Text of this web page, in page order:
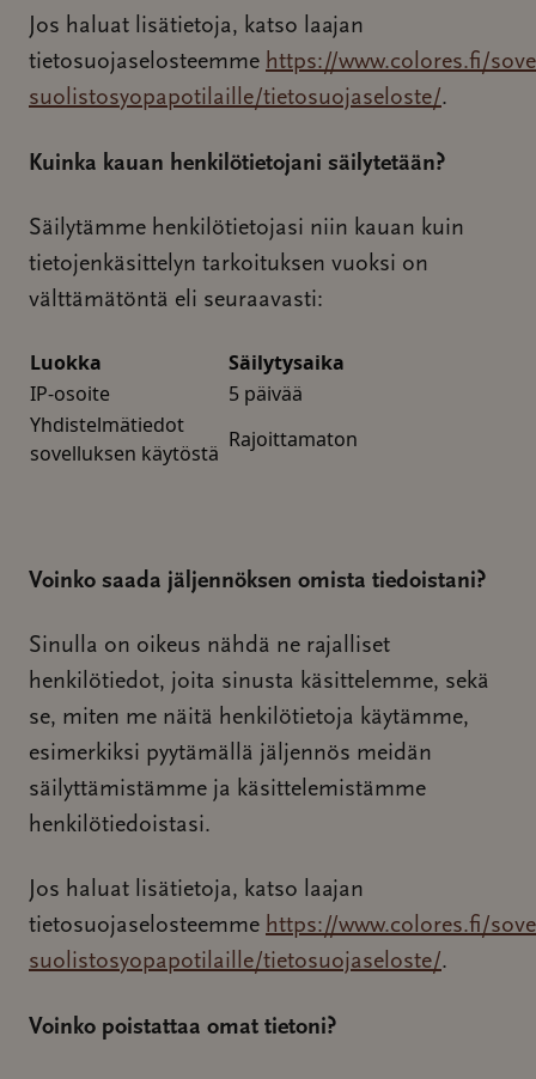
Jos haluat lisätietoja, katso laajan
tietosuojaselosteemme https://www.colores.fi/
suolistosyopapotilaille/tietosuojaseloste/.
Kuinka kauan henkilötietojani säilytetään?
Säilytämme henkilötietojasi niin kauan kuin
tietojenkäsittelyn tarkoituksen vuoksi on
välttämätöntä eli seuraavasti:
Luokka
Säilytysaika
IP-osoite
5 päivää
Yhdistelmätiedot
sovelluksen käytöstä
Rajoittamaton
Voinko saada jäljennöksen omista tiedoistani?
Sinulla on oikeus nähdä ne rajalliset
henkilötiedot, joita sinusta käsittelemme, sekä
se, miten me näitä henkilötietoja käytämme,
esimerkiksi pyytämällä jäljennös meidän
säilyttämistämme ja käsittelemistämme
henkilötiedoistasi.
Jos haluat lisätietoja, katso laajan
tietosuojaselosteemme https://www.colores.fi/
suolistosyopapotilaille/tietosuojaseloste/.
Voinko poistattaa omat tietoni?